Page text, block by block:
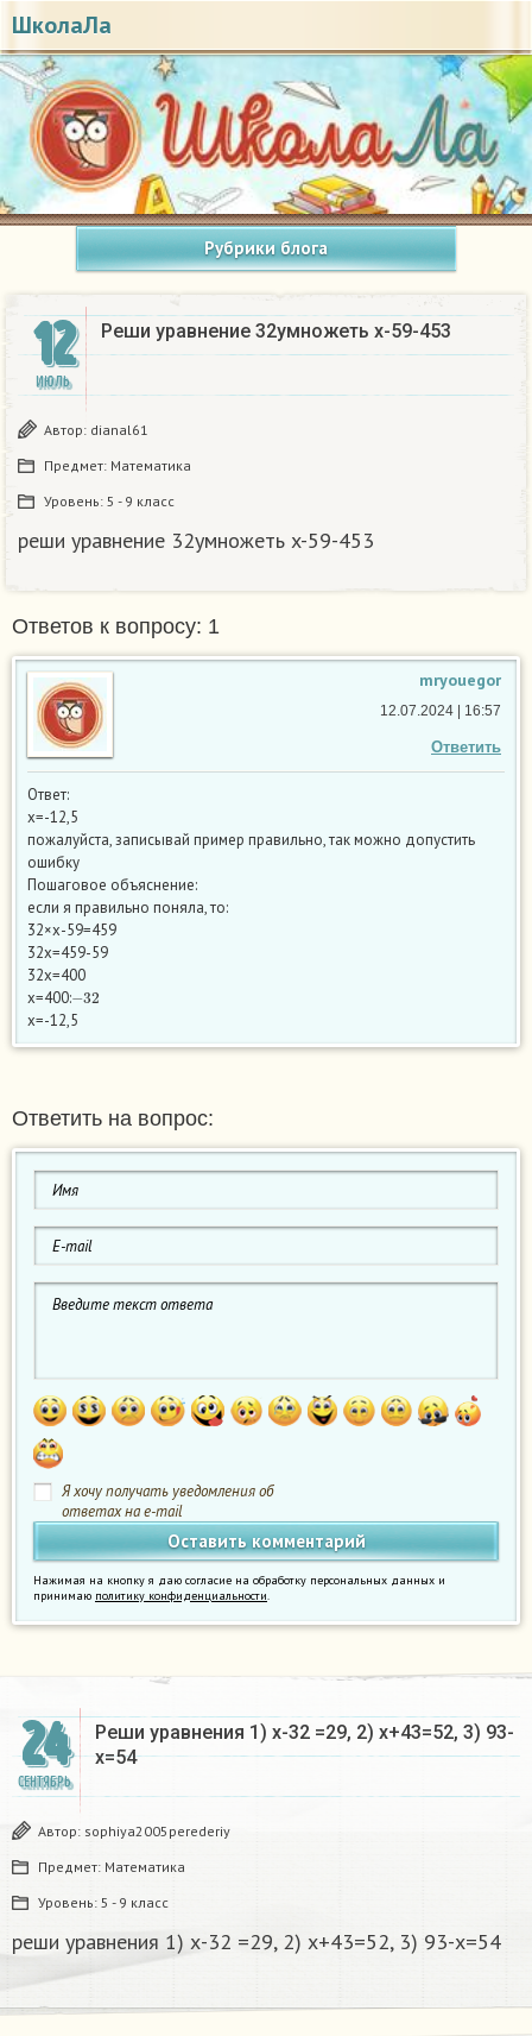
ШколаЛа
Рубрики блога
12
ИЮЛЬ
Реши уравнение 32умножеть x-59-453​
Автор: dianal61
Предмет: Математика
Уровень: 5 - 9 класс
реши уравнение 32умножеть x-59-453​
Ответов к вопросу: 1
mryouegor
Ответить
12.07.2024 | 16:57
Ответ:
х=-12,5
пожалуйста, записывай пример правильно, так можно допустить
ошибку
Пошаговое объяснение:
если я правильно поняла, то:
32×х-59=459
32х=459-59
32х=400
х=400:
32
х=-12,5
Ответить на вопрос:
Я хочу получать уведомления об
ответах на e-mail
Нажимая на кнопку я даю согласие на обработку персональных данных и
принимаю политику конфиденциальности.
24
СЕНТЯБРЬ
Реши уравнения 1) х-32 =29, 2) х+43=52, 3) 93-
х=54​
Автор: sophiya2005perederiy
Предмет: Математика
Уровень: 5 - 9 класс
реши уравнения 1) х-32 =29, 2) х+43=52, 3) 93-х=54​